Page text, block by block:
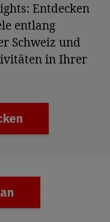
Entdecken
entlang
Schweiz und
in Ihrer